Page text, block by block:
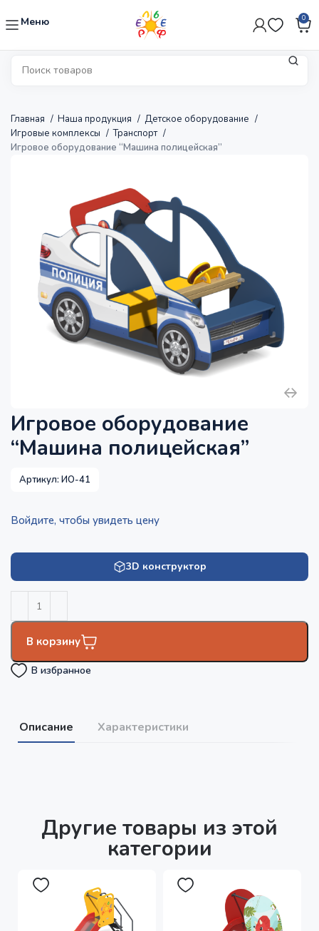
Меню 0
Главная Наша продукция
Детское оборудование
Игровые комплексы
Транспорт
Игровое оборудование “Машина полицейская”
Игровое оборудование
“Машина полицейская”
Артикул:ИО-41
Войдите, чтобы увидеть цену
3D конструктор
В корзину
В избранное
Описание Характеристики
Другие товары из этой
категории